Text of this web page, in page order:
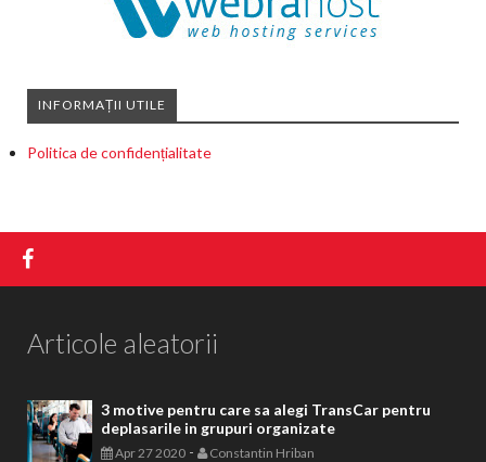
INFORMAȚII UTILE
Politica de confidențialitate
Articole aleatorii
3 motive pentru care sa alegi TransCar pentru
deplasarile in grupuri organizate
Apr 27 2020 - Constantin Hriban